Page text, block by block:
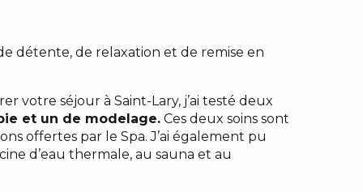
détente, de relaxation et de remise en
votre séjour à Saint-Lary, j’ai testé deux
et un de modelage. Ces deux soins sont
offertes par le Spa. J’ai également pu
d’eau thermale, au sauna et au